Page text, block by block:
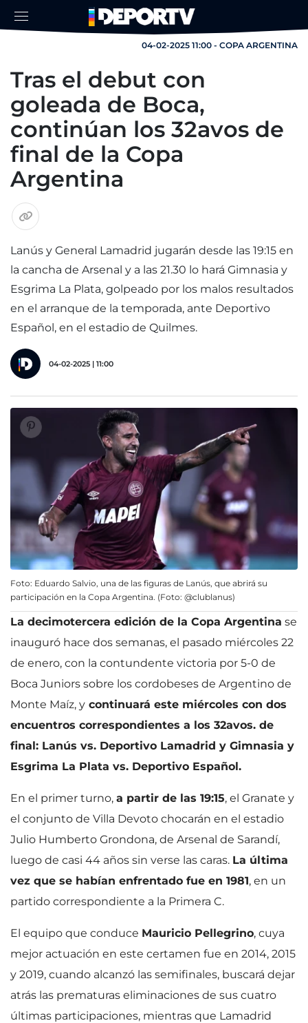
04-02-2025 11:00 - COPA ARGENTINA
Tras el debut con
goleada de Boca,
continúan los 32avos de
final de la Copa
Argentina
Lanús y General Lamadrid jugarán desde las 19:15 en
la cancha de Arsenal y a las 21.30 lo hará Gimnasia y
Esgrima La Plata, golpeado por los malos resultados
en el arranque de la temporada, ante Deportivo
Español, en el estadio de Quilmes.
04-02-2025 | 11:00
Foto: Eduardo Salvio, una de las figuras de Lanús, que abrirá su
participación en la Copa Argentina. (Foto: @clublanus)
La decimotercera edición de la Copa Argentina se
inauguró hace dos semanas, el pasado miércoles 22
de enero, con la contundente victoria por 5-0 de
Boca Juniors sobre los cordobeses de Argentino de
Monte Maíz, y continuará este miércoles con dos
encuentros correspondientes a los 32avos. de
final: Lanús vs. Deportivo Lamadrid y Gimnasia y
Esgrima La Plata vs. Deportivo Español.
En el primer turno, a partir de las 19:15, el Granate y
el conjunto de Villa Devoto chocarán en el estadio
Julio Humberto Grondona, de Arsenal de Sarandí,
luego de casi 44 años sin verse las caras. La última
vez que se habían enfrentado fue en 1981, en un
partido correspondiente a la Primera C.
El equipo que conduce Mauricio Pellegrino, cuya
mejor actuación en este certamen fue en 2014, 2015
y 2019, cuando alcanzó las semifinales, buscará dejar
atrás las prematuras eliminaciones de sus cuatro
últimas participaciones, mientras que Lamadrid